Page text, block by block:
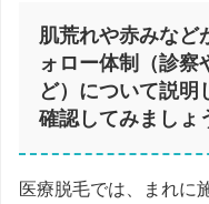
肌荒れや赤みなど
ォロー体制（診察
ど）について説明
確認してみましょ
医療脱毛では、まれに